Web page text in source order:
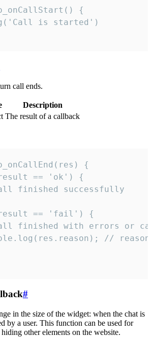
{
is started')
call ends.
Description
The result of a callback
{
== 'ok') {
finished successfully
== 'fail') {
finished with errors or
//
#
in the size of the widget: when the chat is
by a user. This function can be used for
other elements on the website.